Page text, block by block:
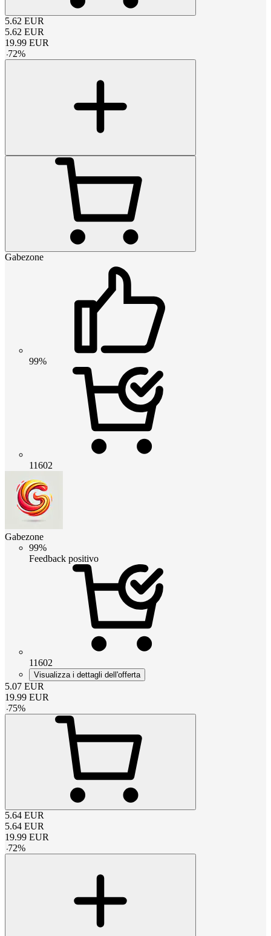
5.62 EUR
5.62 EUR
19.99 EUR
-72%
Gabezone
99%
11602
Gabezone
99%
Feedback positivo
11602
Visualizza i dettagli dell'offerta
5.07 EUR
19.99 EUR
-75%
5.64 EUR
5.64 EUR
19.99 EUR
-72%